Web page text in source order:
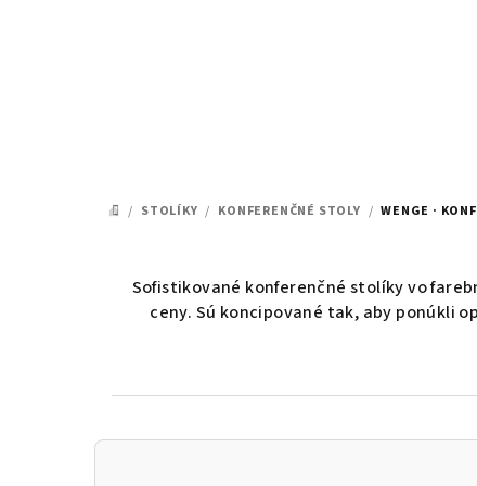
DOMOV
/ STOLÍKY / KONFERENČNÉ STOLY / WENGE ·
Sofistikované konferenčné stolíky vo
ceny. Sú koncipované tak, aby ponúkli
B